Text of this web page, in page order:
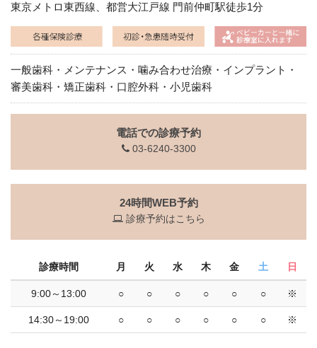
東京メトロ東西線、都営大江戸線 門前仲町駅徒歩1分
一般歯科・メンテナンス・噛み合わせ治療・インプラント・
審美歯科・矯正歯科・口腔外科・小児歯科
電話での診療予約
03-6240-3300
24時間WEB予約
診療予約はこちら
診療時間 月 火 水 木 金 土 日
9:00～13:00 ○ ○ ○ ○ ○ ○ ※
14:30～19:00 ○ ○ ○ ○ ○ ○ ※